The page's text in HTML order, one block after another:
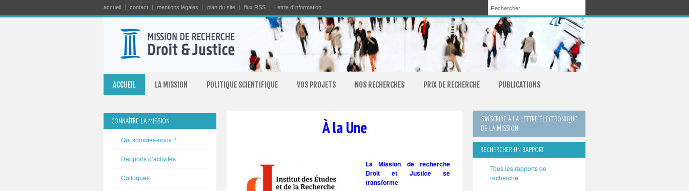
accueil contact mentions légales plan du site flux RSS Lettre d’information
ACCUEIL LA MISSION POLITIQUE SCIENTIFIQUE VOS PROJETS NOS RECHERCHES PRIX DE RECHERCHE PUBLICATIONS
À la Une
La Mission de recherche
Droit et Justice se
transforme
CONNAÎTRE LA MISSION
Qui sommes-nous ?
Rapports d’activités
Colloques
S’INSCRIRE À LA LETTRE ÉLECTRONIQUE
DE LA MISSION
RECHERCHER UN RAPPORT
Tous les rapports de
recherche